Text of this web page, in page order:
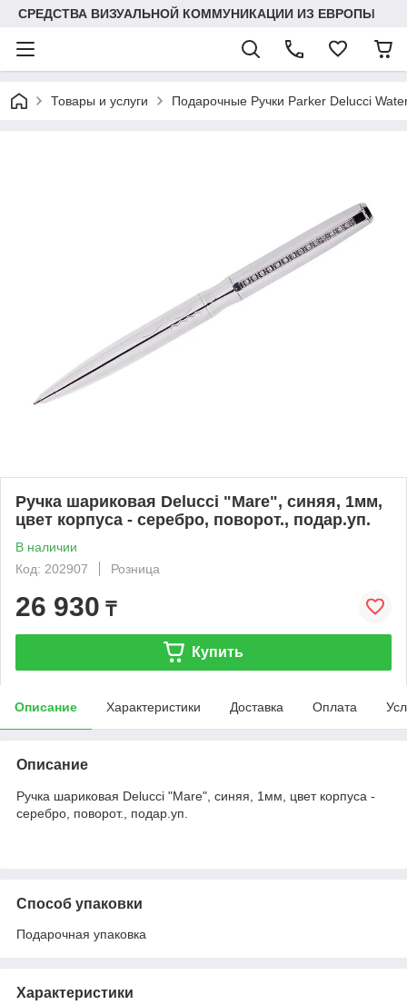
СРЕДСТВА ВИЗУАЛЬНОЙ КОММУНИКАЦИИ ИЗ ЕВРОПЫ
Товары и услуги Подарочные Ручки Parker Delucci
Ручка шариковая Delucci "Mare", синяя, 1мм,
цвет корпуса - серебро, поворот., подар.уп.
В наличии
Код: 202907
Розница
26 930 ₸
Купить
Описание Характеристики Доставка Оплата
Описание
Ручка шариковая Delucci "Mare", синяя, 1мм, цвет корпуса -
серебро, поворот., подар.уп.
Способ упаковки
Подарочная упаковка
Характеристики